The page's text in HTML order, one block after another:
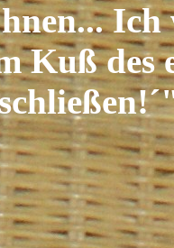
Ich
Kuß des